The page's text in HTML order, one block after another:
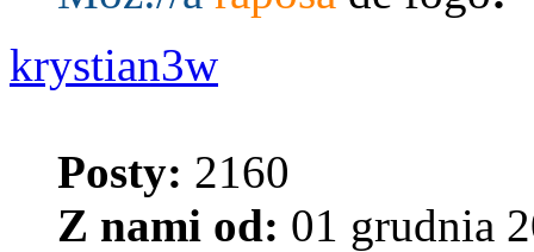
krystian3w
Posty: 2160
Z nami od: 01 grudnia